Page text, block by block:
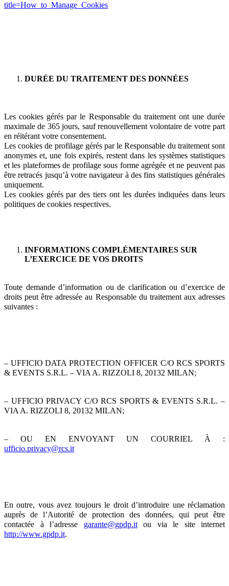
title=How_to_Manage_Cookies
DURÉE DU TRAITEMENT DES DONNÉES
Les cookies gérés par le Responsable du traitement ont une durée
maximale de 365 jours, sauf renouvellement volontaire de votre part
en réitérant votre consentement.
Les cookies de profilage gérés par le Responsable du traitement sont
anonymes et, une fois expirés, restent dans les systèmes statistiques
et les plateformes de profilage sous forme agrégée et ne peuvent pas
être retracés jusqu’à votre navigateur à des fins statistiques générales
uniquement.
Les cookies gérés par des tiers ont les durées indiquées dans leurs
politiques de cookies respectives.
INFORMATIONS COMPLÉMENTAIRES SUR
L’EXERCICE DE VOS DROITS
Toute demande d’information ou de clarification ou d’exercice de
droits peut être adressée au Responsable du traitement aux adresses
suivantes :
– UFFICIO DATA PROTECTION OFFICER C/O RCS SPORTS
& EVENTS S.R.L. – VIA A. RIZZOLI 8, 20132 MILAN;
– UFFICIO PRIVACY C/O RCS SPORTS & EVENTS S.R.L. –
VIA A. RIZZOLI 8, 20132 MILAN;
– OU EN ENVOYANT UN COURRIEL À :
ufficio.privacy@rcs.it
En outre, vous avez toujours le droit d’introduire une réclamation
auprès de l’Autorité de protection des données, qui peut être
contactée à l’adresse garante@gpdp.itou via le site internet
http://www.gpdp.it.